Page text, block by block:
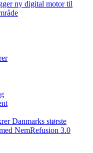
ny digital motor til
Danmarks største
NemRefusion 3.0